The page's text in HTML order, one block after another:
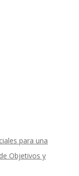
para una
Objetivos y